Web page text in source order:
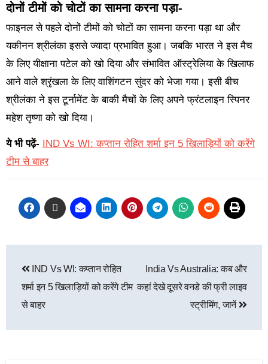
दोनों टीमों को चोटों का सामना करना पड़ा-
फाइनल से पहले दोनों टीमों को चोटों का सामना करना पड़ा था और
यकीनन श्रीलंका इससे ज्यादा प्रभावित हुआ। जबकि भारत ने इस मैच
के लिए यीक्षाना पटेल को खो दिया और संभावित ऑस्ट्रेलिया के खिलाफ
आने वाले श्रृंखला के लिए वाशिंगटन सुंदर को भेजा गया। इसी बीच
श्रीलंका ने इस टूर्नामेंट के बाकी मैचों के लिए अपने फ्रंटलाइन स्पिनर
महेश तृष्णा को खो दिया।
ये भी पढ़ें- IND Vs WI: कप्तान रोहित शर्मा इन 5 खिलाड़ियों को करेंगे
टीम से बाहर
IND Vs WI: कप्तान रोहित
शर्मा इन 5 खिलाड़ियों को करेंगे टीम
से बाहर
India Vs Australia: कब और
कहां देखे दूसरे वनडे की फ्री लाइव
स्ट्रीमिंग, जानें